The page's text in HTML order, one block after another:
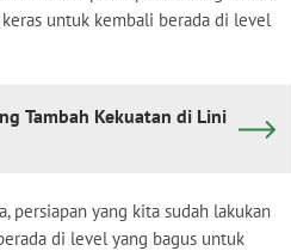
untuk kembali berada di level
Tambah Kekuatan di Lini
persiapan yang kita sudah lakukan
di level yang bagus untuk